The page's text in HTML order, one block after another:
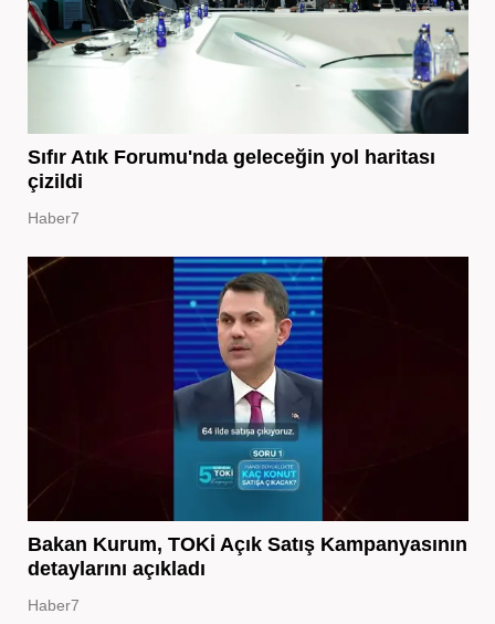
Sıfır Atık Forumu'nda geleceğin yol haritası
çizildi
Haber7
Bakan Kurum, TOKİ Açık Satış Kampanyasının
detaylarını açıkladı
Haber7